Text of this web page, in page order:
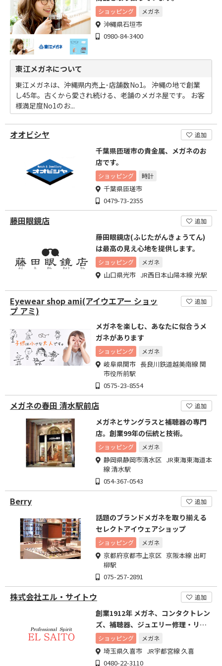
ショッピング メガネ
沖縄県石垣市
0980-84-3400
東江メガネについて
東江メガネは、沖縄県内売上･店舗数No1。 沖縄の地で創業
し45年。古くから愛され続ける、老舗のメガネ屋です。 お客
様満足度No1のお...
オオビシヤ 追加
千葉県匝瑳市の貴金属、メガネのお
店です。
ショッピング 時計
千葉県匝瑳市
0479-73-2355
藤田眼鏡店 追加
藤田眼鏡店(ふじたがんきょうてん)
は最高の見え心地を提供します。
ショッピング メガネ
山口県光市 JR西日本山陽本線 光駅
Eyewear shop ami(アイウエアー ショッ
プ アミ)
追加
メガネを楽しむ、あなたに似合うメ
ガネがあります
ショッピング メガネ
岐阜県関市 長良川鉄道越美南線 関
市役所前駅
0575-23-8554
メガネの春田 清水駅前店 追加
メガネとサングラスと補聴器の専門
店。創業99年の伝統と技術。
ショッピング メガネ
静岡県静岡市清水区 JR東海東海道本
線 清水駅
054-367-0543
Berry 追加
話題のブランドメガネを取り揃える
セレクトアイウェアショップ
ショッピング メガネ
京都府京都市上京区 京阪本線 出町
柳駅
075-257-2891
株式会社エル・サイトウ 追加
創業1912年 メガネ、コンタクトレン
ズ、補聴器、ジュエリー修理・リフ
ォームなど
ショッピング メガネ
埼玉県久喜市 JR宇都宮線 久喜
0480-22-3110